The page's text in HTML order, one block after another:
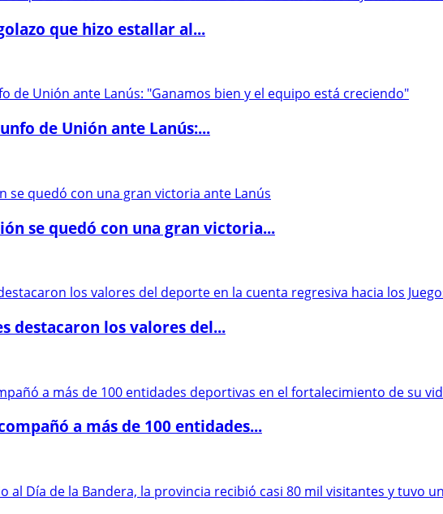
que hizo estallar al...
de Unión ante Lanús:...
se quedó con una gran victoria...
destacaron los valores del...
a más de 100 entidades...